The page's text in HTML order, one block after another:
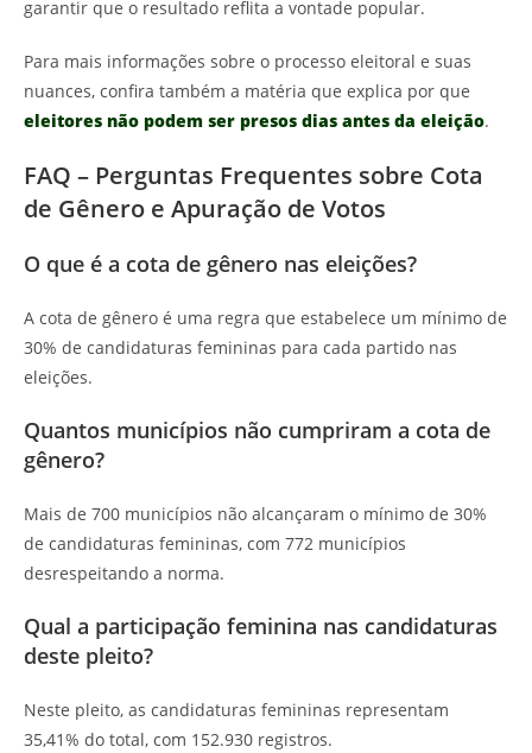
garantir que o resultado reflita a vontade popular.
Para mais informações sobre o processo eleitoral e suas
nuances, confira também a matéria que explica por que
eleitores não podem ser presos dias antes da eleição.
FAQ – Perguntas Frequentes sobre Cota
de Gênero e Apuração de Votos
O que é a cota de gênero nas eleições?
A cota de gênero é uma regra que estabelece um mínimo de
30% de candidaturas femininas para cada partido nas
eleições.
Quantos municípios não cumpriram a cota de
gênero?
Mais de 700 municípios não alcançaram o mínimo de 30%
de candidaturas femininas, com 772 municípios
desrespeitando a norma.
Qual a participação feminina nas candidaturas
deste pleito?
Neste pleito, as candidaturas femininas representam
35,41% do total, com 152.930 registros.